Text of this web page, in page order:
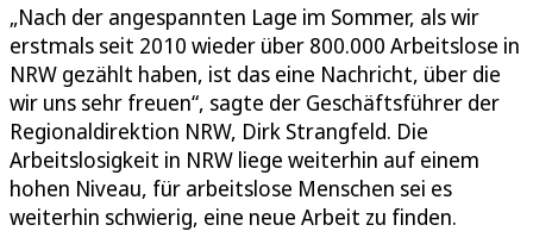
„Nach der angespannten Lage im Sommer, als wir
erstmals seit 2010 wieder über 800.000 Arbeitslose in
NRW gezählt haben, ist das eine Nachricht, über die
wir uns sehr freuen“, sagte der Geschäftsführer der
Regionaldirektion NRW, Dirk Strangfeld. Die
Arbeitslosigkeit in NRW liege weiterhin auf einem
hohen Niveau, für arbeitslose Menschen sei es
weiterhin schwierig, eine neue Arbeit zu finden.